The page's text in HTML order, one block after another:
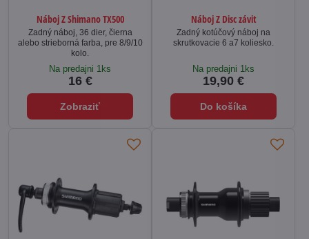
Náboj Z Shimano TX500
Zadný náboj, 36 dier, čierna
alebo strieborná farba, pre 8/9/10
kolo.
Na predajni 1ks
16 €
Zobraziť
Náboj Z Disc závit
Zadný kotúčový náboj na
skrutkovacie 6 a7 koliesko.
Na predajni 1ks
19,90 €
Do košíka